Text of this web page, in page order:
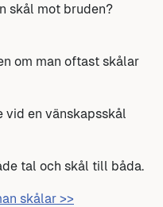
skål mot bruden?
om man oftast skålar
vid en vänskapsskål
tal och skål till båda.
skålar >>